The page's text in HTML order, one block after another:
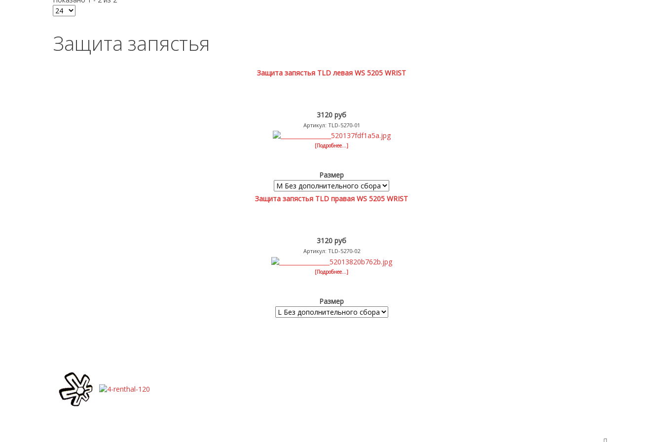
Защита запястья
Защита запястья TLD левая WS 5205 WRIST
3120 руб
Артикул: TLD-5270-01
[Подробнее...]
Размер
Защита запястья TLD правая WS 5205 WRIST
3120 руб
Артикул: TLD-5270-02
[Подробнее...]
Размер